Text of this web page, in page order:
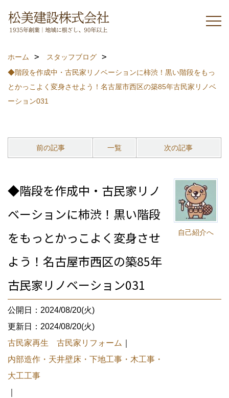
ホーム
スタッフブログ
◆階段を作成中・古民家リノベーションに柿渋！黒い階段をもっ
とかっこよく変身させよう！名古屋市西区の築85年古民家リノベ
ーション031
前の記事 一覧 次の記事
自己紹介へ
◆階段を作成中・古民家リノ
ベーションに柿渋！黒い階段
をもっとかっこよく変身させ
よう！名古屋市西区の築85年
古民家リノベーション031
公開日：2024/08/20(火)
更新日：2024/08/20(火)
古民家再生 古民家リフォーム
内部造作・天井壁床・下地工事・木工事・
大工工事